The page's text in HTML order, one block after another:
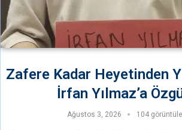
Zafere Kadar Heyetinden
İrfan Yılmaz’a
Ağustos 3, 2026 104